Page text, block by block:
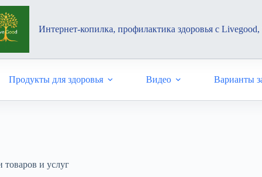
Интернет-копилка, профилактика здоровья с Livegood,
Продукты для здоровья Видео Варианты
и услуг